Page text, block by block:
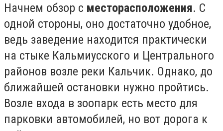
Начнем обзор с месторасположения. С
одной стороны, оно достаточно удобное,
ведь заведение находится практически
на стыке Кальмиусского и Центрального
районов возле реки Кальчик. Однако, до
ближайшей остановки нужно пройтись.
Возле входа в зоопарк есть место для
парковки автомобилей, но вот дорога к